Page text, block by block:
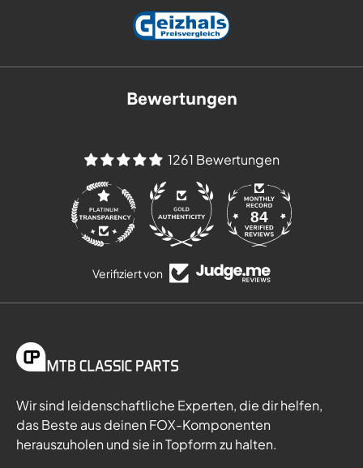
Bewertungen
1261 Bewertungen
84
Verifiziert von
Wir sind leidenschaftliche Experten, die dir helfen,
das Beste aus deinen FOX-Komponenten
herauszuholen und sie in Topform zu halten.